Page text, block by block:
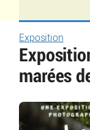
Exposition
marées